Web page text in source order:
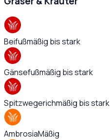
Beifußmäßig bis stark
Gänsefußmäßig bis stark
Spitzwegerichmäßig bis stark
AmbrosiaMäßig